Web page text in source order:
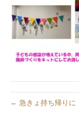
← 急きょ持ち帰りに